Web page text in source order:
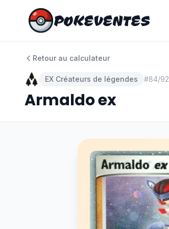
POKEVENTES
POKEVENTES
Retour au calculateur
EX Créateurs de légendes #84/92
Armaldo ex